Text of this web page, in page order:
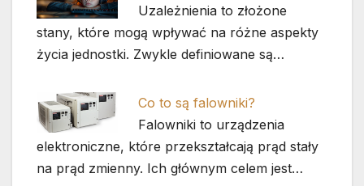
Uzależnienia to złożone
stany, które mogą wpływać na różne aspekty
życia jednostki. Zwykle definiowane są…
Co to są falowniki?
Falowniki to urządzenia
elektroniczne, które przekształcają prąd stały
na prąd zmienny. Ich głównym celem jest…